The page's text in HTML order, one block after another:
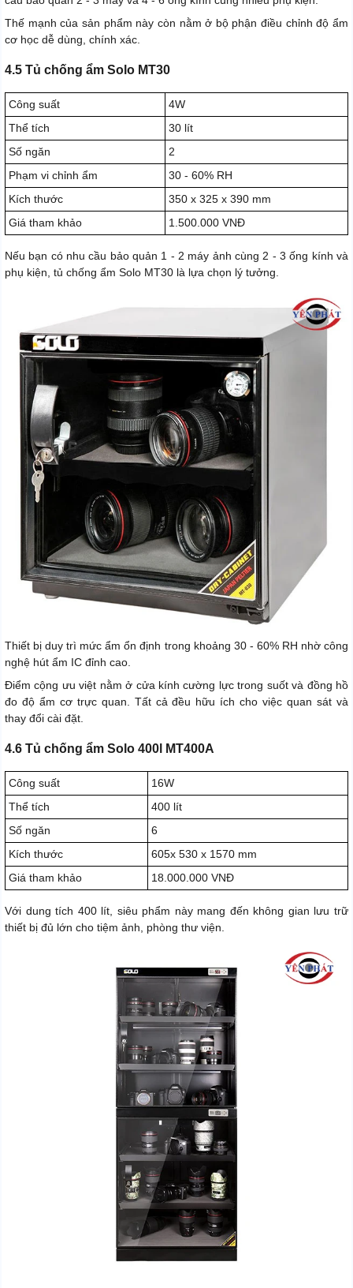
Thế mạnh của sản phẩm này còn nằm ở bộ phận điều chỉnh độ ẩm
cơ học dễ dùng, chính xác.
4.5 Tủ chống ẩm Solo MT30
Công suất
4W
Thể tích
30 lít
Số ngăn
2
Phạm vi chỉnh ẩm
30 - 60% RH
Kích thước
350 x 325 x 390 mm
Giá tham khảo
1.500.000 VNĐ
Nếu bạn có nhu cầu bảo quản 1 - 2 máy ảnh cùng 2 - 3 ống kính và
phụ kiện, tủ chống ẩm Solo MT30 là lựa chọn lý tưởng.
Thiết bị duy trì mức ẩm ổn định trong khoảng 30 - 60% RH nhờ công
nghệ hút ẩm IC đỉnh cao.
Điểm cộng ưu việt nằm ở cửa kính cường lực trong suốt và đồng hồ
đo độ ẩm cơ trực quan. Tất cả đều hữu ích cho việc quan sát và
thay đổi cài đặt.
4.6 Tủ chống ẩm Solo 400l MT400A
Công suất
16W
Thể tích
400 lít
Số ngăn
6
Kích thước
605x 530 x 1570 mm
Giá tham khảo
18.000.000 VNĐ
Với dung tích 400 lít, siêu phẩm này mang đến không gian lưu trữ
thiết bị đủ lớn cho tiệm ảnh, phòng thư viện.